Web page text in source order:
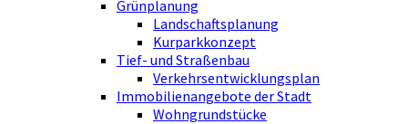
Grünplanung
Landschaftsplanung
Kurparkkonzept
Tief- und Straßenbau
Verkehrsentwicklungsplan
Immobilienangebote der Stadt
Wohngrundstücke